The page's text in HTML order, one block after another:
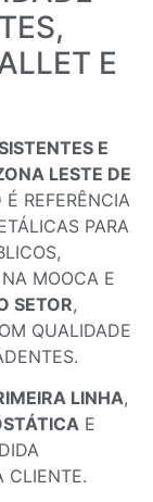
E
E
LESTE DE
É REFERÊNCIA
PARA
MOOCA E
SETOR,
QUALIDADE
LINHA,
E
CLIENTE.